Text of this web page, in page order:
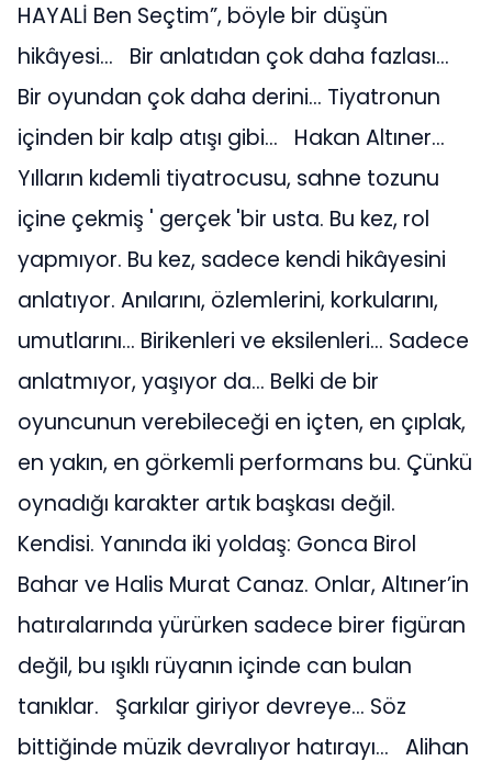
HAYALİ Ben Seçtim”, böyle bir düşün
hikâyesi…
Bir anlatıdan çok daha fazlası…
Bir oyundan çok daha derini… Tiyatronun
içinden bir kalp atışı gibi…
Hakan Altıner…
Yılların kıdemli tiyatrocusu, sahne tozunu
içine çekmiş ' gerçek 'bir usta. Bu kez, rol
yapmıyor. Bu kez, sadece kendi hikâyesini
anlatıyor. Anılarını, özlemlerini, korkularını,
umutlarını… Birikenleri ve eksilenleri… Sadece
anlatmıyor, yaşıyor da… Belki de bir
oyuncunun verebileceği en içten, en çıplak,
en yakın, en görkemli performans bu. Çünkü
oynadığı karakter artık başkası değil.
Kendisi. Yanında iki yoldaş: Gonca Birol
Bahar ve Halis Murat Canaz. Onlar, Altıner’in
hatıralarında yürürken sadece birer figüran
değil, bu ışıklı rüyanın içinde can bulan
tanıklar.
Şarkılar giriyor devreye… Söz
bittiğinde müzik devralıyor hatırayı… Alihan